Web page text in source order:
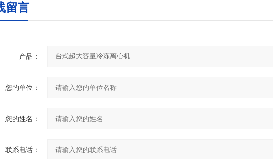
留言
产品：
您的单位：
您的姓名：
联系电话：